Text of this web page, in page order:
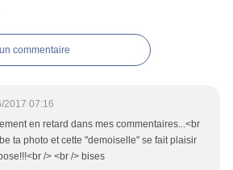
commentaire
2017 07:16
en retard dans mes commentaires...<br
ta photo et cette "demoiselle" se fait plaisir
/> <br /> bises